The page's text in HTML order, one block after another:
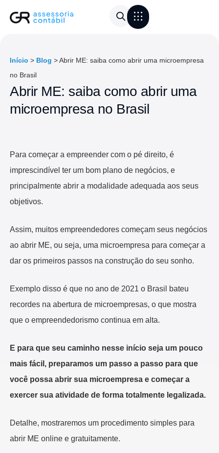
Início > Blog > Abrir ME: saiba como abrir uma microempresa
no Brasil
Abrir ME: saiba como abrir uma
microempresa no Brasil
Para começar a empreender com o pé direito, é
imprescindível ter um bom plano de negócios, e
principalmente abrir a modalidade adequada aos seus
objetivos.
Assim, muitos empreendedores começam seus negócios
ao abrir ME, ou seja, uma microempresa para começar a
dar os primeiros passos na construção do seu sonho.
Exemplo disso é que no ano de 2021 o Brasil bateu
recordes na abertura de microempresas, o que mostra
que o empreendedorismo continua em alta.
E para que seu caminho nesse início seja um pouco
mais fácil, preparamos um passo a passo para que
você possa abrir sua microempresa e começar a
exercer sua atividade de forma totalmente legalizada.
Detalhe, mostraremos um procedimento simples para
abrir ME online e gratuitamente.